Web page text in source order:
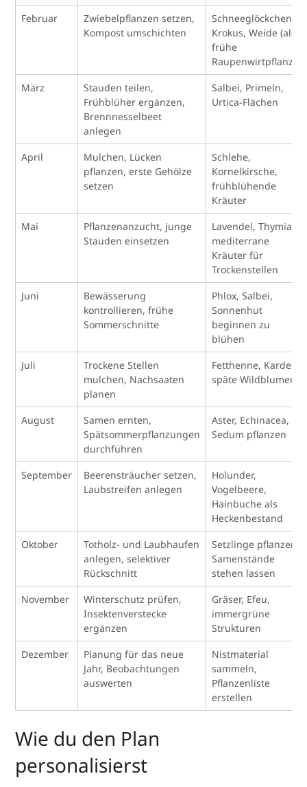
Februar
Zwiebelpflanzen setzen,
Kompost umschichten
Schneeglöckchen,
Krokus, Weide (als
frühe
Raupenwirtpflanze)
März
Stauden teilen,
Frühblüher ergänzen,
Brennnesselbeet
anlegen
Salbei, Primeln,
Urtica-Flächen
April
Mulchen, Lücken
pflanzen, erste Gehölze
setzen
Schlehe,
Kornelkirsche,
frühblühende
Kräuter
Mai
Pflanzenanzucht, junge
Stauden einsetzen
Lavendel, Thymian,
mediterrane
Kräuter für
Trockenstellen
Juni
Bewässerung
kontrollieren, frühe
Sommerschnitte
Phlox, Salbei,
Sonnenhut
beginnen zu
blühen
Juli
Trockene Stellen
mulchen, Nachsaaten
planen
Fetthenne, Karden,
späte Wildblumen
August
Samen ernten,
Spätsommerpflanzungen
durchführen
Aster, Echinacea,
Sedum pflanzen
September
Beerensträucher setzen,
Laubstreifen anlegen
Holunder,
Vogelbeere,
Hainbuche als
Heckenbestand
Oktober
Totholz- und Laubhaufen
anlegen, selektiver
Rückschnitt
Setzlinge pflanzen,
Samenstände
stehen lassen
November
Winterschutz prüfen,
Insektenverstecke
ergänzen
Gräser, Efeu,
immergrüne
Strukturen
Dezember
Planung für das neue
Jahr, Beobachtungen
auswerten
Nistmaterial
sammeln,
Pflanzenliste
erstellen
Wie du den Plan
personalisierst